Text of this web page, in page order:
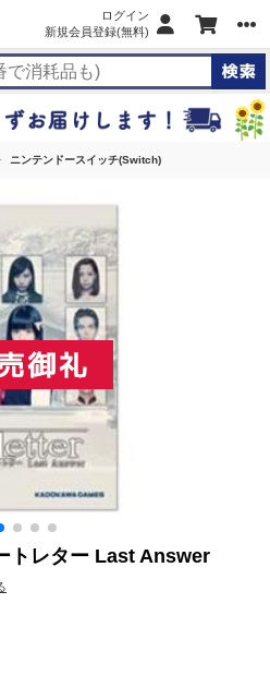
ログイン
新規会員登録(無料)
ニンテンドースイッチ(Switch)
トレター Last Answer